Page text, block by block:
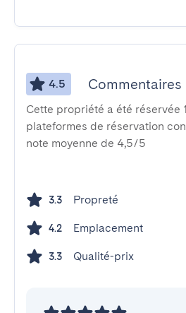
4.5 Commentaires
Cette propriété a été réservée
plateformes de réservation
note moyenne de 4,5/5
3.3 Propreté
4.2 Emplacement
3.3 Qualité-prix